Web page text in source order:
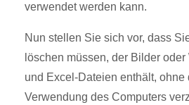
verwendet werden kann.
Nun stellen Sie sich vor, dass
löschen müssen, der Bilder
und Excel-Dateien enthält, ohne
Verwendung des Computers